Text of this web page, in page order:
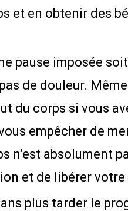
et en obtenir des
pause imposée
de douleur.
du corps si vous
empêcher de
n’est absolument
et de libérer
plus tarder le